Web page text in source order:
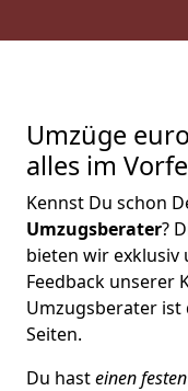
Umzüge
alles im
Kennst Du schon
Umzugsberater?
bieten wir exklusiv
Feedback unserer
Umzugsberater ist
Seiten.
Du hasteinen